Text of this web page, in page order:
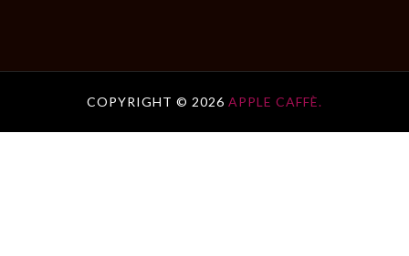
COPYRIGHT © 2026 APPLE CAFFÈ.